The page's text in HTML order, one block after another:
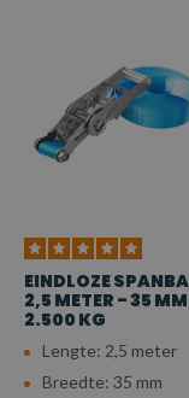
EINDLOZE
2,5 METER - 35
2.500 KG
Lengte: 2,5 meter
Breedte: 35 mm